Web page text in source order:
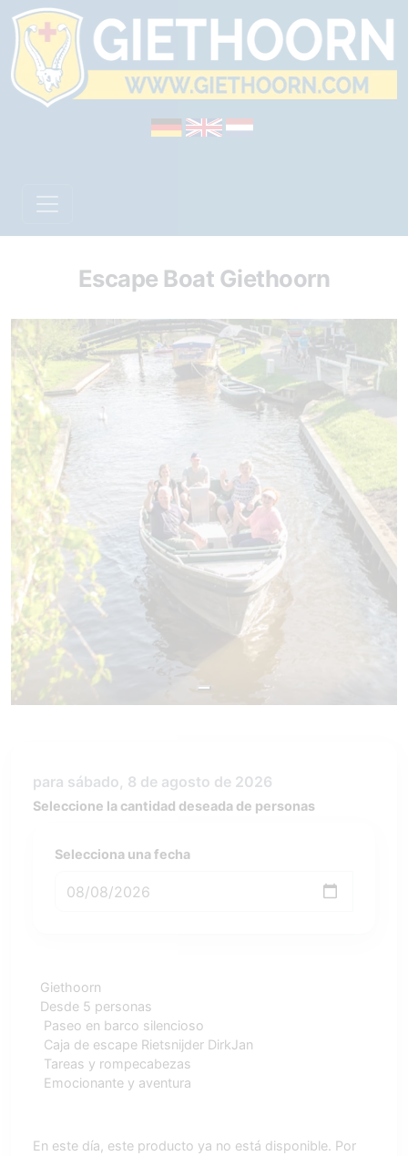
Escape Boat Giethoorn
para sábado, 8 de agosto de 2026
Seleccione la cantidad deseada de personas
Selecciona una fecha
Giethoorn
Desde 5 personas
Paseo en barco silencioso
Caja de escape Rietsnijder DirkJan
Tareas y rompecabezas
Emocionante y aventura
En este día, este producto ya no está disponible. Por